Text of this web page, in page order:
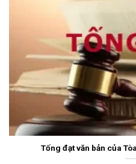
Tống đạt văn bản của